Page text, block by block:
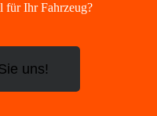
für Ihr Fahrzeug?
uns!